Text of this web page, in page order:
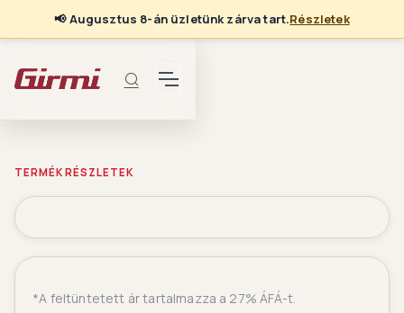
📢Augusztus 8-án üzletünk zárva tart.Részletek
TERMÉK RÉSZLETEK
*A feltüntetett ár tartalmazza a 27% ÁFÁ-t.